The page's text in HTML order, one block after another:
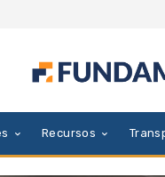
Recursos